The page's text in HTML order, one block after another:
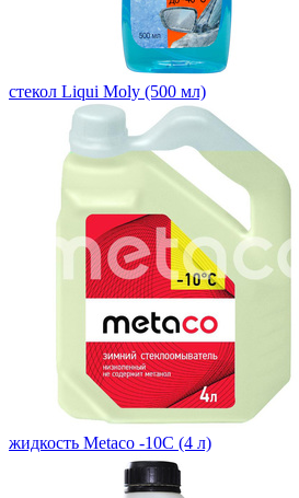
стекол Liqui Moly (500 мл)
жидкость Metaco -10C (4 л)